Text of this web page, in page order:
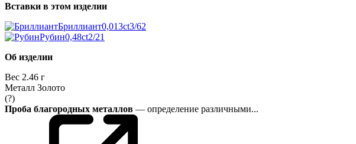
Вставки в этом изделии
Бриллиант0,013ct3/62
Рубин0,48ct2/21
Об изделии
Вес 2.46 г
Металл Золото
(?)
Проба благородных металлов — определение различными...